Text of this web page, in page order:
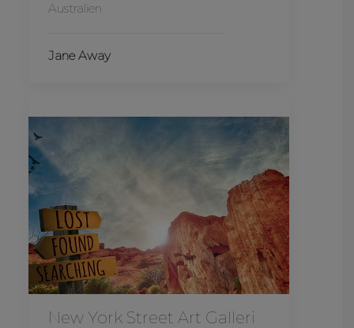
Australien
Jane Away
New York Street Art Galleri